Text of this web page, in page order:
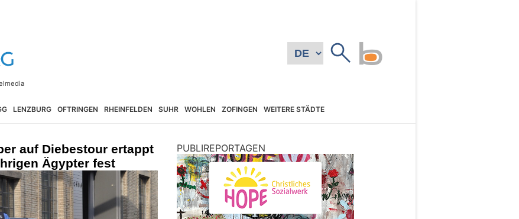
LENZBURG OFTRINGEN RHEINFELDEN SUHR WOHLEN ZOFINGEN WEITERE STÄDTE
auf Diebestour ertappt
Ägypter fest
PUBLIREPORTAGEN